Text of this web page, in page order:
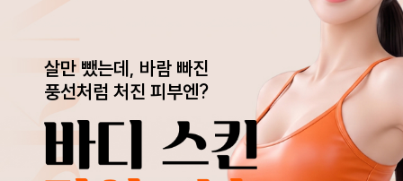
살만 뺐는데, 바람 빠진
풍선처럼 처진 피부엔?